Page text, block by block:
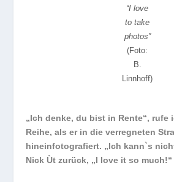
“I love
to take
photos”
(Foto:
B.
Linnhoff)
„Ich denke, du bist in Rente“, rufe
Reihe, als er in die verregneten
hineinfotografiert. „Ich kann`s
Nick Ùt zurück, „I love it so much!“